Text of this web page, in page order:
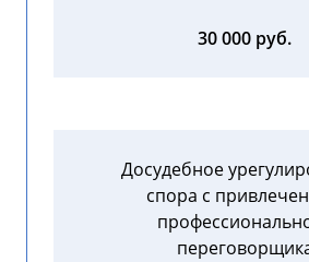
30 000 руб.
Досудебное
спора с